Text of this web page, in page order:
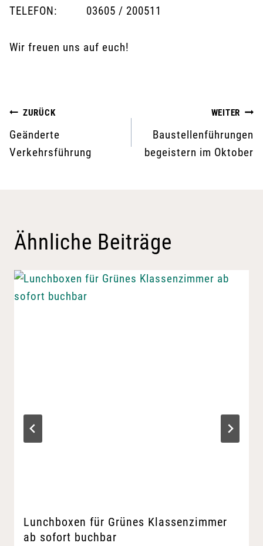
TELEFON: 03605 / 200511
Wir freuen uns auf euch!
Beitragsnavigation
ZURÜCK
Geänderte
Verkehrsführung
WEITER
Baustellenführungen
begeistern im Oktober
Ähnliche Beiträge
Lunchboxen für Grünes Klassenzimmer
ab sofort buchbar